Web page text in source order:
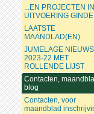
...EN PROJECTEN IN
UITVOERING
LAATSTE
MAANDLAD(EN)
JUMELAGE NIEUWS
2023-22 MET
ROLLENDE LIJST
Contacten,
blog
Contacten, voor
maandblad